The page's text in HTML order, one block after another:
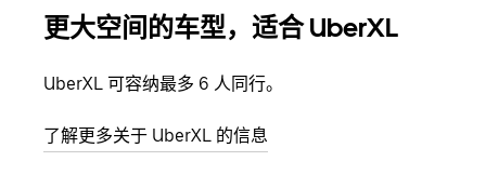
更大空间的车型，适合 UberXL
UberXL 可容纳最多 6 人同行。
了解更多关于 UberXL 的信息